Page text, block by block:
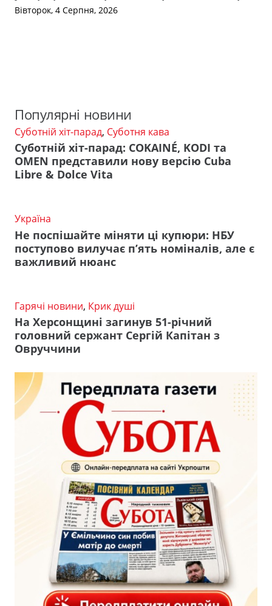
Вівторок, 4 Серпня, 2026
Популярні новини
Суботній хіт-парад, Суботня кава
Суботній хіт-парад: COKAINÉ, KODI та
OMEN представили нову версію Cuba
Libre & Dolce Vita
Україна
Не поспішайте міняти ці купюри: НБУ
поступово вилучає п’ять номіналів, але є
важливий нюанс
Гарячі новини, Крик душі
На Херсонщині загинув 51-річний
головний сержант Сергій Капітан з
Овруччини